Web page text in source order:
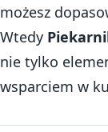
możesz
Wtedy
nie tylko
wsparciem w